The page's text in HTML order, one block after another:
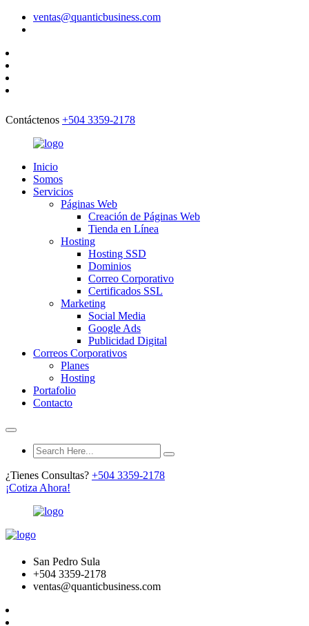
ventas@quanticbusiness.com
Contáctenos +504 3359-2178
Inicio
Somos
Servicios
Páginas Web
Creación de Páginas Web
Tienda en Línea
Hosting
Hosting SSD
Dominios
Correo Corporativo
Certificados SSL
Marketing
Social Media
Google Ads
Publicidad Digital
Correos Corporativos
Planes
Hosting
Portafolio
Contacto
¿Tienes Consultas? +504 3359-2178
¡Cotiza Ahora!
San Pedro Sula
+504 3359-2178
ventas@quanticbusiness.com